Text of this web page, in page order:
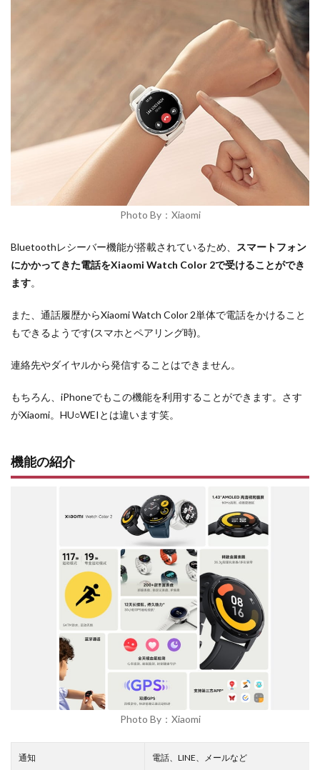
Photo By：Xiaomi
Bluetoothレシーバー機能が搭載されているため、
スマートフォン
にかかってきた電話をXiaomi Watch Color 2で受けることができ
ます。
また、通話履歴からXiaomi Watch Color 2単体で電話をかけること
もできるようです(スマホとペアリング時)。
連絡先やダイヤルから発信することはできません。
もちろん、iPhoneでもこの機能を利用することができます。さす
がXiaomi。HU○WEIとは違います笑。
機能の紹介
Photo By：Xiaomi
通知 電話、LINE、メールなど